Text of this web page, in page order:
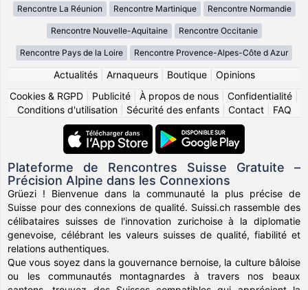
Rencontre La Réunion Rencontre Martinique Rencontre Normandie
Rencontre Nouvelle-Aquitaine Rencontre Occitanie
Rencontre Pays de la Loire Rencontre Provence-Alpes-Côte d Azur
Actualités| Arnaqueurs| Boutique| Opinions
Cookies & RGPD
Publicité À propos de nous Confidentialité
Conditions d'utilisation| Sécurité des enfants| Contact| FAQ
Plateforme de Rencontres Suisse Gratuite –
Précision Alpine dans les Connexions
Grüezi ! Bienvenue dans la communauté la plus précise de
Suisse pour des connexions de qualité. Suissi.ch rassemble des
célibataires suisses de l'innovation zurichoise à la diplomatie
genevoise, célébrant les valeurs suisses de qualité, fiabilité et
relations authentiques.
Que vous soyez dans la gouvernance bernoise, la culture bâloise
ou les communautés montagnardes à travers nos beaux